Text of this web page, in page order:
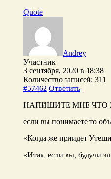
Quote
Andrey
Участник
3 сентября, 2020 в 18:38
Количество записей: 311
#57462 Ответить |
НАПИШИТЕ МНЕ ЧТО
если вы понимаете то
«Когда же приидет
«Итак, если вы, будучи